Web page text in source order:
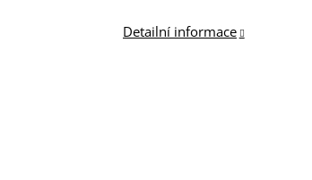
Detailní informace